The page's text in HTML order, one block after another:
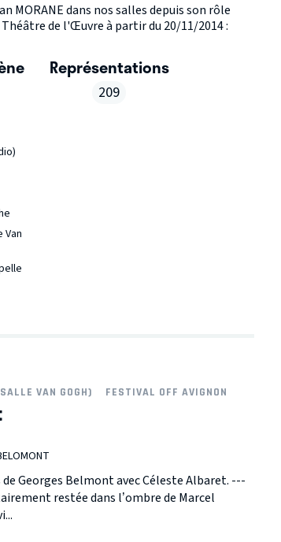
dans nos salles depuis son rôle
de l'Œuvre à partir du 20/11/2014 :
Représentations
209
Van
VAN GOGH)
FESTIVAL OFF AVIGNON
Georges Belmont avec Céleste Albaret. ---
restée dans l’ombre de Marcel